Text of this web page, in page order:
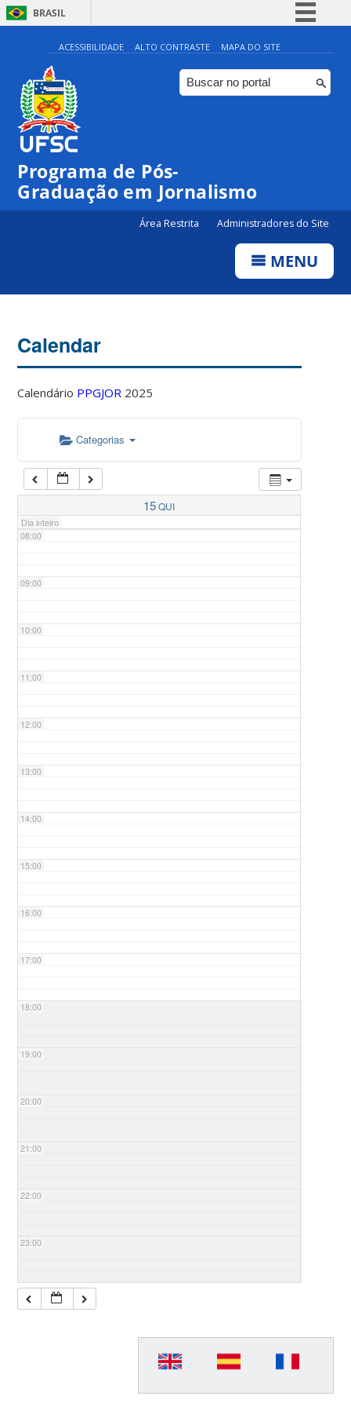
BRASIL
Simplifique!
Comunica BR
Participe
ACESSIBILIDADE ALTO CONTRASTE MAPA DO SITE
Programa de Pós-
Graduação em Jornalismo
Área Restrita Administradores do Site
MENU
Calendar
Calendário PPGJOR 2025
Categorias
15QUI
Dia inteiro
04:00
05:00
07:00
08:00
09:00
10:00
11:00
12:00
13:00
14:00
15:00
16:00
17:00
18:00
19:00
20:00
21:00
22:00
23:00